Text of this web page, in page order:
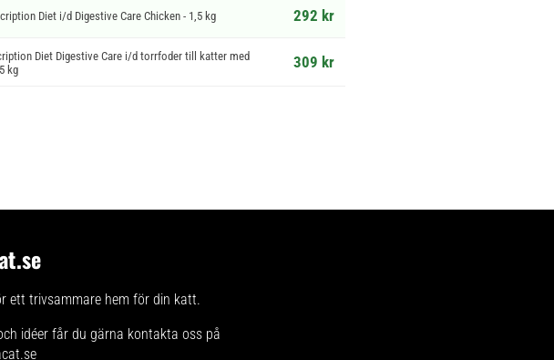
Diet i/d Digestive Care Chicken - 1,5 kg 292 kr
Diet Digestive Care i/d torrfoder till katter med
kg
309 kr
ett trivsammare hem för din katt.
idéer får du gärna kontakta oss på